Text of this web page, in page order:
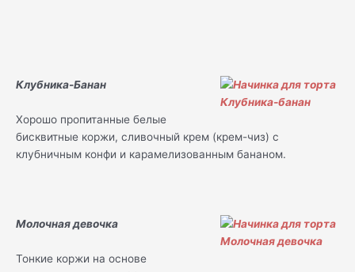
Клубника-Банан
Хорошо пропитанные белые
бисквитные коржи, сливочный крем (крем-чиз) с
клубничным конфи и карамелизованным бананом.
Молочная девочка
Тонкие коржи на основе